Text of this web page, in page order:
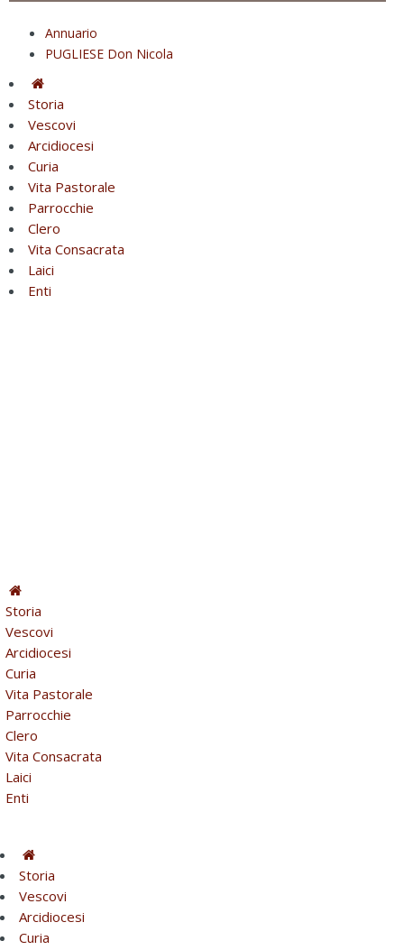
Annuario
PUGLIESE Don Nicola
Storia
Vescovi
Arcidiocesi
Curia
Vita Pastorale
Parrocchie
Clero
Vita Consacrata
Laici
Enti
Storia
Vescovi
Arcidiocesi
Curia
Vita Pastorale
Parrocchie
Clero
Vita Consacrata
Laici
Enti
Storia
Vescovi
Arcidiocesi
Curia